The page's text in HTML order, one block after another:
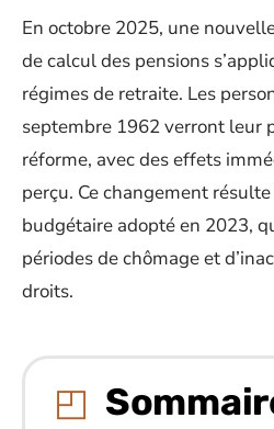
En octobre 2025, une
de calcul des pensions
régimes de retraite. Les
septembre 1962 verront leur
réforme, avec des effets
perçu. Ce changement
budgétaire adopté en 2023,
périodes de chômage et
droits.